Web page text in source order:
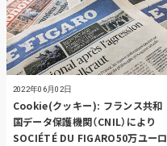
2022年06月02日
Cookie(クッキー): フランス共和
国データ保護機関（CNIL）により
SOCIÉTÉ DU FIGARO50万ユーロ